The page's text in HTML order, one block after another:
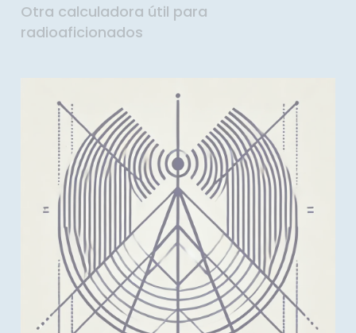
Otra calculadora útil para
radioaficionados